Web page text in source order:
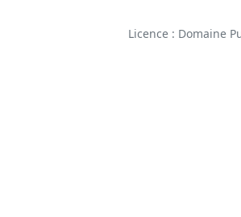
Licence : Domaine